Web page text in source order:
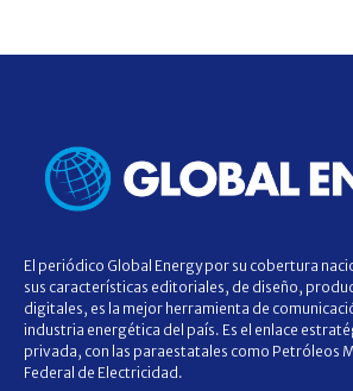
El periódico Global Energy por su cobertura
sus características editoriales, de diseño,
digitales, es la mejor herramienta de
industria energética del país. Es el enlace
privada, con las paraestatales como Petróleos
Federal de Electricidad.